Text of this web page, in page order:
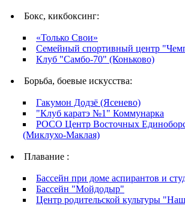
Бокс, кикбоксинг:
«Только Свои»
Семейный спортивный центр
Клуб "Самбо-70" (Коньково)
Борьба, боевые искусства:
Гакумон Додзё (Ясенево)
"Клуб каратэ №1" Коммунарка
РОСО Центр Восточных
(Миклухо-Маклая)
Плавание :
Бассейн при доме аспирантов и
Бассейн "Мойдодыр"
Центр родительской культуры